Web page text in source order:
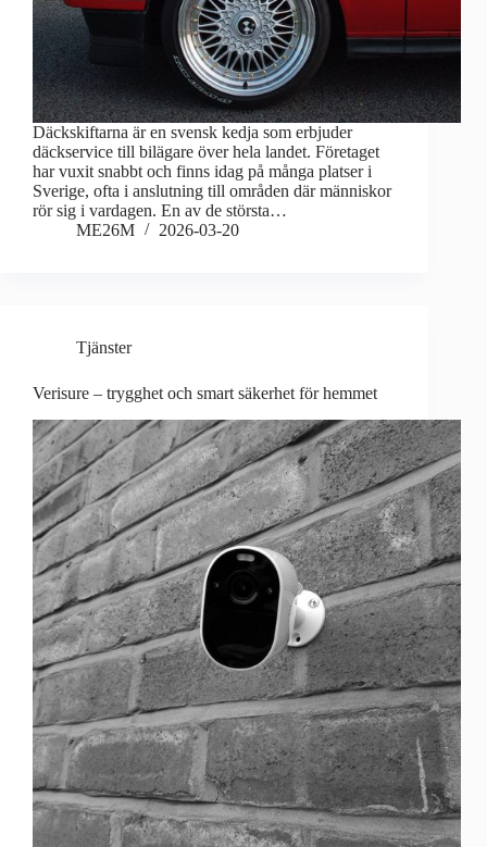
Däckskiftarna är en svensk kedja som erbjuder
däckservice till bilägare över hela landet. Företaget
har vuxit snabbt och finns idag på många platser i
Sverige, ofta i anslutning till områden där människor
rör sig i vardagen. En av de största…
ME26M
2026-03-20
Tjänster
Verisure – trygghet och smart säkerhet för hemmet